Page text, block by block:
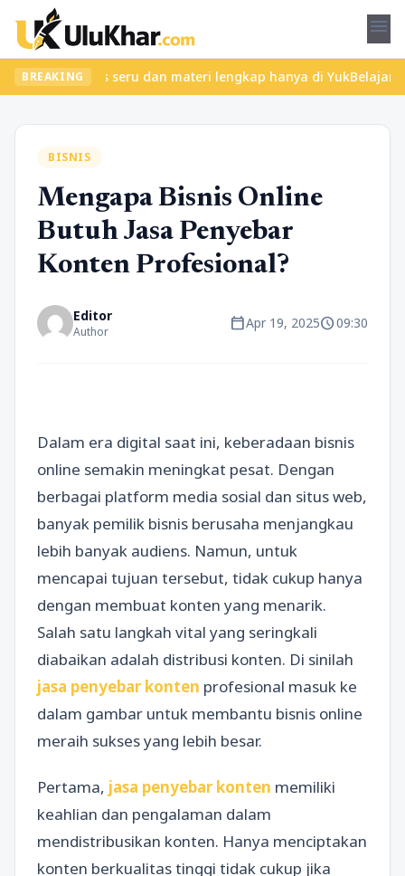
menu
BREAKING
kelas seru dan materi lengkap hanya di YukBelajar.com.
BISNIS
Mengapa Bisnis Online
Butuh Jasa Penyebar
Konten Profesional?
Editor
Author calendar_todayApr 19, 2025schedule09:30
Dalam era digital saat ini, keberadaan bisnis
online semakin meningkat pesat. Dengan
berbagai platform media sosial dan situs web,
banyak pemilik bisnis berusaha menjangkau
lebih banyak audiens. Namun, untuk
mencapai tujuan tersebut, tidak cukup hanya
dengan membuat konten yang menarik.
Salah satu langkah vital yang seringkali
diabaikan adalah distribusi konten. Di sinilah
jasa penyebar konten profesional masuk ke
dalam gambar untuk membantu bisnis online
meraih sukses yang lebih besar.
Pertama, jasa penyebar konten memiliki
keahlian dan pengalaman dalam
mendistribusikan konten. Hanya menciptakan
konten berkualitas tinggi tidak cukup jika